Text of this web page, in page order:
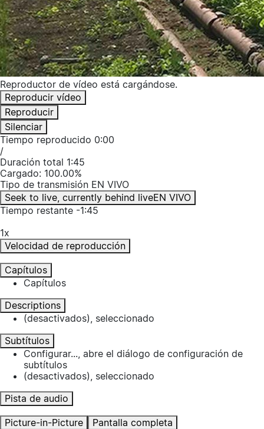
Reproductor de vídeo está cargándose.
Reproducir vídeo
Reproducir
Silenciar
Tiempo reproducido 0:00
/
Duración total 1:45
Cargado: 100.00%
Tipo de transmisión EN VIVO
Seek to live, currently behind liveEN VIVO
Tiempo restante -1:45
1x
Velocidad de reproducción
Capítulos
Capítulos
Descriptions
(desactivados), seleccionado
Subtítulos
Configurar..., abre el diálogo de configuración de
subtítulos
(desactivados), seleccionado
Pista de audio
Picture-in-Picture
Pantalla completa